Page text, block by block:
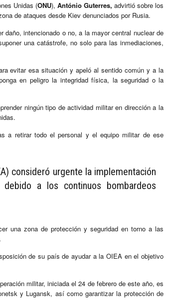
Unidas (ONU), António Guterres, advirtió sobre los
de ataques desde Kiev denunciados por Rusia.
daño, intencionado o no, a la mayor central nuclear de
una catástrofe, no solo para las inmediaciones,
evitar esa situación y apeló al sentido común y a la
en peligro la integridad física, la seguridad o la
ningún tipo de actividad militar en dirección a la
a retirar todo el personal y el equipo militar de ese
consideró urgente la implementación
a los continuos bombardeos
una zona de protección y seguridad en torno a las
de su país de ayudar a la OIEA en el objetivo
militar, iniciada el 24 de febrero de este año, es
y Lugansk, así como garantizar la protección de